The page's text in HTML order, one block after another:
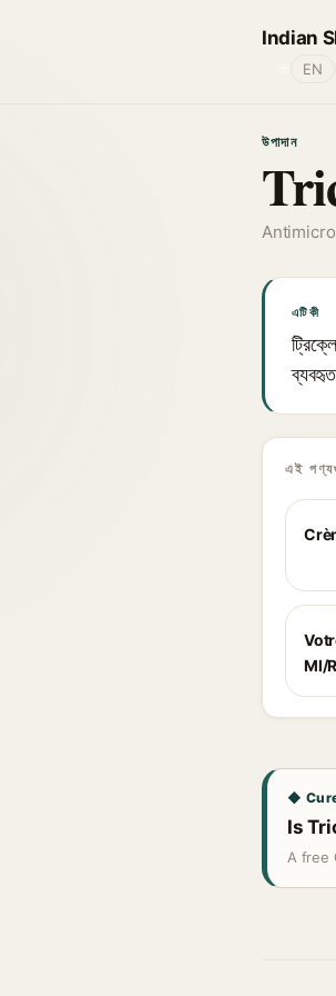
Indian
EN
উপাদান
এটি কী
ব্যবহৃত
এই
Ml/
◆
Is
A free